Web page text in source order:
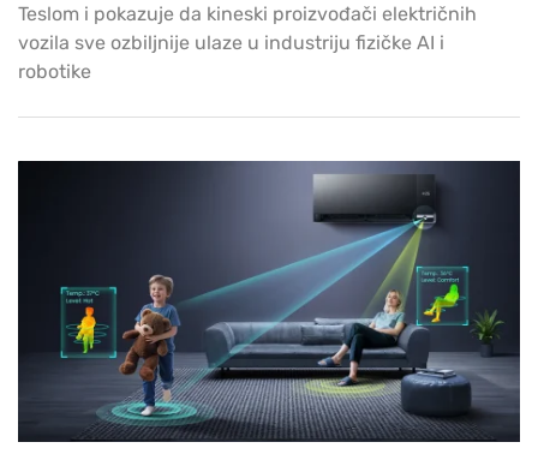
Teslom i pokazuje da kineski proizvođači električnih
vozila sve ozbiljnije ulaze u industriju fizičke AI i
robotike